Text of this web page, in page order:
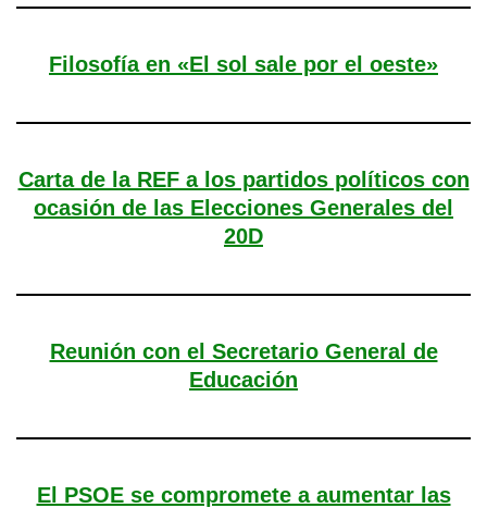
Filosofía en «El sol sale por el oeste»
Carta de la REF a los partidos políticos con
ocasión de las Elecciones Generales del
20D
Reunión con el Secretario General de
Educación
El PSOE se compromete a aumentar las